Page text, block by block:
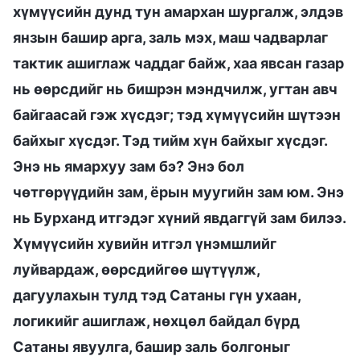
хүмүүсийн дунд тун амархан шургалж, элдэв
янзын башир арга, заль мэх, маш чадварлаг
тактик ашиглаж чаддаг байж, хаа явсан газар
нь өөрсдийг нь бишрэн мэндчилж, угтан авч
байгаасай гэж хүсдэг; тэд хүмүүсийн шүтээн
байхыг хүсдэг. Тэд тийм хүн байхыг хүсдэг.
Энэ нь ямархуу зам бэ? Энэ бол
чөтгөрүүдийн зам, ёрын муугийн зам юм. Энэ
нь Бурханд итгэдэг хүний явдаггүй зам билээ.
Хүмүүсийн хувийн итгэл үнэмшлийг
луйвардаж, өөрсдийгөө шүтүүлж,
дагуулахын тулд тэд Сатаны гүн ухаан,
логикийг ашиглаж, нөхцөл байдал бүрд
Сатаны явуулга, башир заль болгоныг